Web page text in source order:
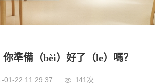
準備（bèi）好了（le）嗎？
01-22 11:29:37 141次